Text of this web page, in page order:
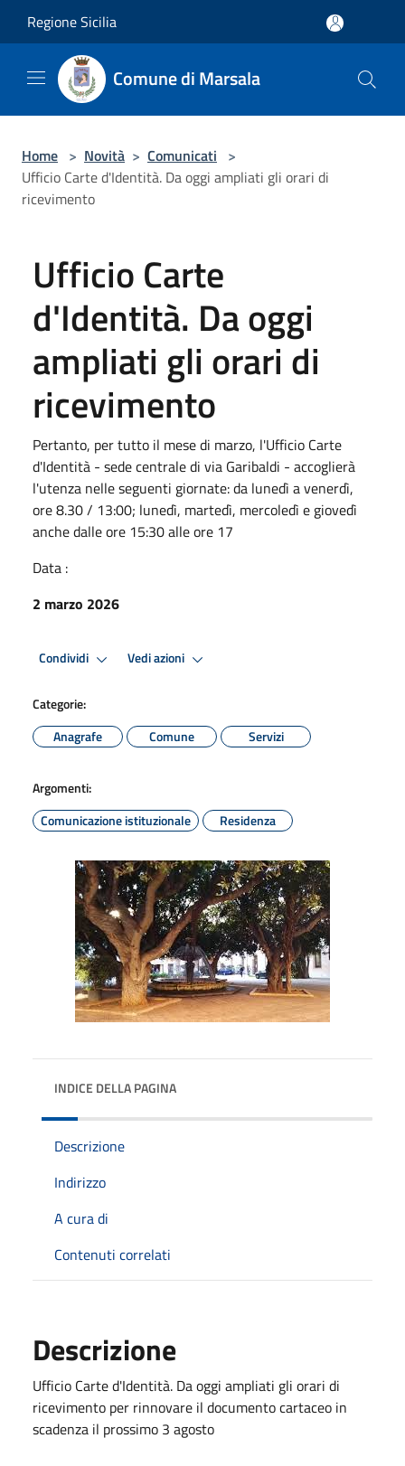
Regione Sicilia
Comune di Marsala
Home > Novità > Comunicati >
Ufficio Carte d'Identità. Da oggi ampliati gli orari di
ricevimento
Ufficio Carte
d'Identità. Da oggi
ampliati gli orari di
ricevimento
Pertanto, per tutto il mese di marzo, l'Ufficio Carte
d'Identità - sede centrale di via Garibaldi - accoglierà
l'utenza nelle seguenti giornate: da lunedì a venerdì,
ore 8.30 / 13:00; lunedì, martedì, mercoledì e giovedì
anche dalle ore 15:30 alle ore 17
Data :
2 marzo 2026
Condividi Vedi azioni
Categorie:
Anagrafe
Comune Servizi
Argomenti:
Comunicazione istituzionale
Residenza
INDICE DELLA PAGINA
Descrizione
Indirizzo
A cura di
Contenuti correlati
Descrizione
Ufficio Carte d'Identità. Da oggi ampliati gli orari di
ricevimento per rinnovare il documento cartaceo in
scadenza il prossimo 3 agosto